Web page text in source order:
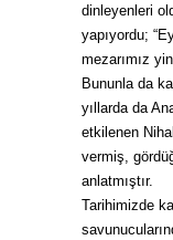
dinleyenleri
yapıyordu;
mezarımız
Bununla da
yıllarda da
etkilenen
vermiş,
anlatmıştır.
Tarihimizde